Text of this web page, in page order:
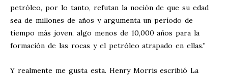
petróleo, por lo tanto, refutan la noción de que su edad
sea de millones de años y argumenta un período de
tiempo más joven, algo menos de 10,000 años para la
formación de las rocas y el petróleo atrapado en ellas.”
Y realmente me gusta esta. Henry Morris escribió La